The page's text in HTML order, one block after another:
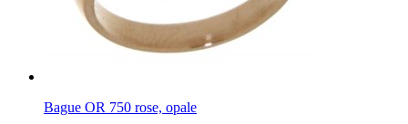
Bague OR 750 rose, opale